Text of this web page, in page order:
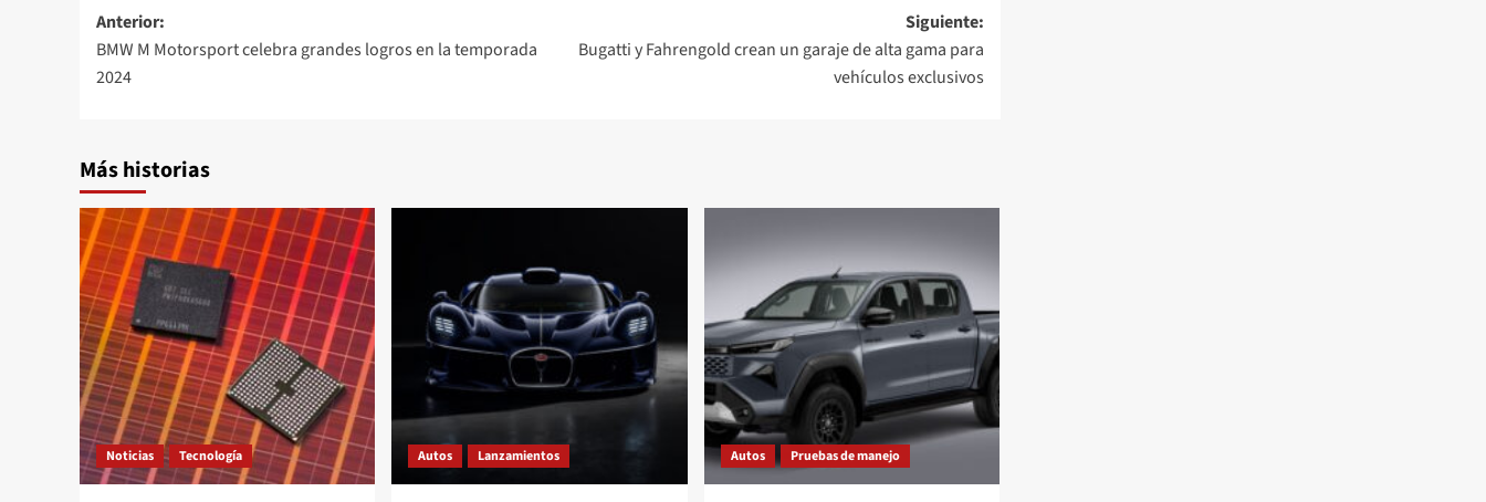
Navegación
de
entradas
Anterior:
BMW M Motorsport celebra grandes logros en la temporada
2024
Siguiente:
Bugatti y Fahrengold crean un garaje de alta gama para
vehículos exclusivos
Más historias
Noticias Tecnología Autos Lanzamientos Autos Pruebas de manejo